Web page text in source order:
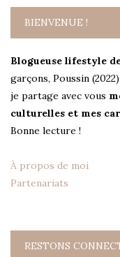
BIENVENUE !
Blogueuse lifestyle
garçons, Poussin
je partage avec vous
culturelles et mes
Bonne lecture !
À propos de moi
Partenariats
RESTONS